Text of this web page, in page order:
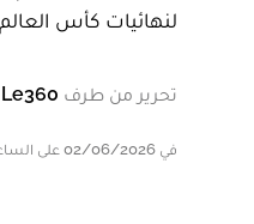
لنهائيات كأس العالم
تحرير من طرف Le360 مع أ.ف.ب
في 02/06/2026 على الساعة 07:40